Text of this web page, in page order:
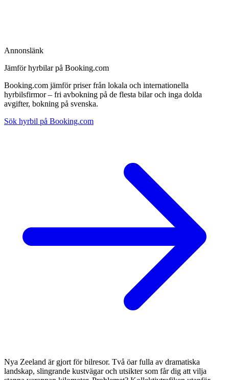
Annonslänk
Jämför hyrbilar på Booking.com
Booking.com jämför priser från lokala och internationella
hyrbilsfirmor – fri avbokning på de flesta bilar och inga dolda
avgifter, bokning på svenska.
Sök hyrbil på Booking.com
Nya Zeeland är gjort för bilresor. Två öar fulla av dramatiska
landskap, slingrande kustvägar och utsikter som får dig att vilja